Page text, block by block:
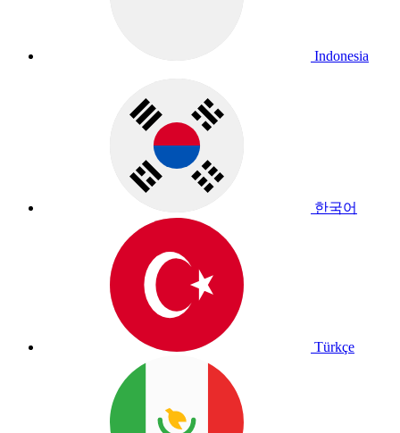
Indonesia
한국어
Türkçe